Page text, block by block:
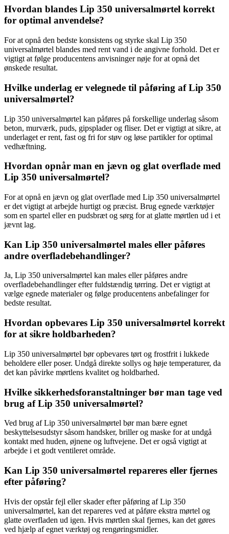
Hvordan blandes Lip 350 universalmørtel korrekt
for optimal anvendelse?
For at opnå den bedste konsistens og styrke skal Lip 350
universalmørtel blandes med rent vand i de angivne forhold. Det er
vigtigt at følge producentens anvisninger nøje for at opnå det
ønskede resultat.
Hvilke underlag er velegnede til påføring af Lip 350
universalmørtel?
Lip 350 universalmørtel kan påføres på forskellige underlag såsom
beton, murværk, puds, gipsplader og fliser. Det er vigtigt at sikre, at
underlaget er rent, fast og fri for støv og løse partikler for optimal
vedhæftning.
Hvordan opnår man en jævn og glat overflade med
Lip 350 universalmørtel?
For at opnå en jævn og glat overflade med Lip 350 universalmørtel
er det vigtigt at arbejde hurtigt og præcist. Brug egnede værktøjer
som en spartel eller en pudsbræt og sørg for at glatte mørtlen ud i et
jævnt lag.
Kan Lip 350 universalmørtel males eller påføres
andre overfladebehandlinger?
Ja, Lip 350 universalmørtel kan males eller påføres andre
overfladebehandlinger efter fuldstændig tørring. Det er vigtigt at
vælge egnede materialer og følge producentens anbefalinger for
bedste resultat.
Hvordan opbevares Lip 350 universalmørtel korrekt
for at sikre holdbarheden?
Lip 350 universalmørtel bør opbevares tørt og frostfrit i lukkede
beholdere eller poser. Undgå direkte sollys og høje temperaturer, da
det kan påvirke mørtlens kvalitet og holdbarhed.
Hvilke sikkerhedsforanstaltninger bør man tage ved
brug af Lip 350 universalmørtel?
Ved brug af Lip 350 universalmørtel bør man bære egnet
beskyttelsesudstyr såsom handsker, briller og maske for at undgå
kontakt med huden, øjnene og luftvejene. Det er også vigtigt at
arbejde i et godt ventileret område.
Kan Lip 350 universalmørtel repareres eller fjernes
efter påføring?
Hvis der opstår fejl eller skader efter påføring af Lip 350
universalmørtel, kan det repareres ved at påføre ekstra mørtel og
glatte overfladen ud igen. Hvis mørtlen skal fjernes, kan det gøres
ved hjælp af egnet værktøj og rengøringsmidler.